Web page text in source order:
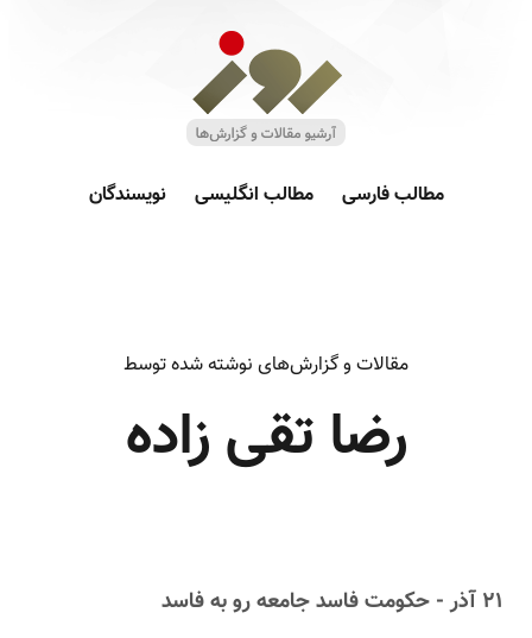
مطالب فارسی مطالب انگلیسی نویسندگان
مقالات و گزارش‌های نوشته شده توسط
رضا تقی زاده
۲۱ آذر - حکومت فاسد جامعه رو به فاسد